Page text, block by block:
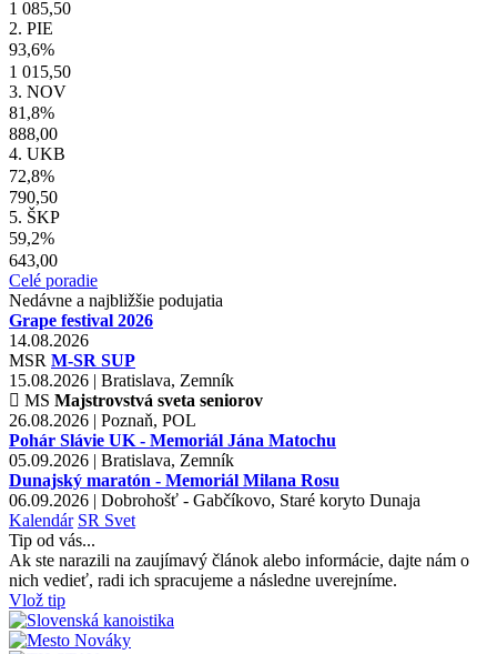
1 085,50
2. PIE
93,6%
1 015,50
3. NOV
81,8%
888,00
4. UKB
72,8%
790,50
5. ŠKP
59,2%
643,00
Celé poradie
Nedávne a najbližšie podujatia
Grape festival 2026
14.08.2026
MSR M-SR SUP
15.08.2026 | Bratislava, Zemník
MS Majstrovstvá sveta seniorov
26.08.2026 | Poznaň, POL
Pohár Slávie UK - Memoriál Jána Matochu
05.09.2026 | Bratislava, Zemník
Dunajský maratón - Memoriál Milana Rosu
06.09.2026 | Dobrohošť - Gabčíkovo, Staré koryto Dunaja
Kalendár SR Svet
Tip od vás...
Ak ste narazili na zaujímavý článok alebo informácie, dajte nám o
nich vedieť, radi ich spracujeme a následne uverejníme.
Vlož tip